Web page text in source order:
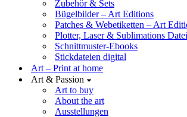
Zubehör & Sets
Bügelbilder – Art Editions
Patches & Webetiketten – Art
Plotter, Laser & Sublimations
Schnittmuster-Ebooks
Stickdateien digital
Art – Print at home
Art & Passion
Art to buy
About the art
Ausstellungen